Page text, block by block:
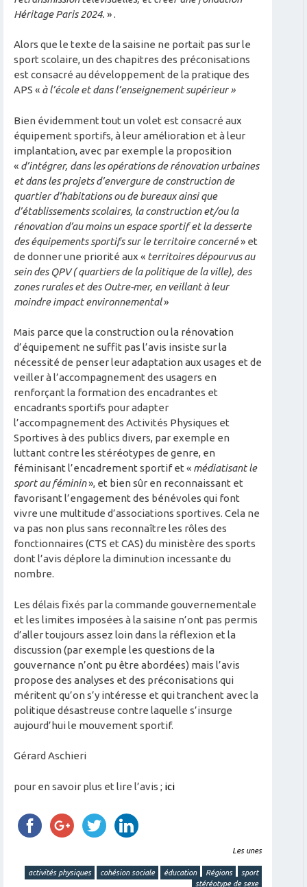
Héritage Paris 2024. » .
Alors que le texte de la saisine ne portait pas sur le
sport scolaire, un des chapitres des préconisations
est consacré au développement de la pratique des
APS « à l’école et dans l’enseignement supérieur »
Bien évidemment tout un volet est consacré aux
équipement sportifs, à leur amélioration et à leur
implantation, avec par exemple la proposition
« d’intégrer, dans les opérations de rénovation urbaines
et dans les projets d’envergure de construction de
quartier d’habitations ou de bureaux ainsi que
d’établissements scolaires, la construction et/ou la
rénovation d’au moinsun espace sportif et la desserte
des équipements sportifs sur le territoire concerné» et
de donner une priorité aux « territoires dépourvus au
sein des QPV ( quartiers de la politique de la ville), des
zones rurales et des Outre-mer, en veillant à leur
moindre impact environnemental»
Mais parce que la construction ou la rénovation
d’équipement ne suffit pas l’avis insiste sur la
nécessité de penser leur adaptation aux usages et de
veiller à l’accompagnement des usagers en
renforçant la formation des encadrantes et
encadrants sportifs pour adapter
l’accompagnement des Activités Physiques et
Sportives à des publics divers, par exemple en
luttant contre les stéréotypes de genre, en
féminisant l’encadrement sportif et « médiatisant le
sport au féminin», et bien sûr en reconnaissant et
favorisant l’engagement des bénévoles qui font
vivre une multitude d’associations sportives. Cela ne
va pas non plus sans reconnaître les rôles des
fonctionnaires (CTS et CAS) du ministère des sports
dont l’avis déplore la diminution incessante du
nombre.
Les délais fixés par la commande gouvernementale
et les limites imposées à la saisine n’ont pas permis
d’aller toujours assez loin dans la réflexion et la
discussion (par exemple les questions de la
gouvernance n’ont pu être abordées) mais l’avis
propose des analyses et des préconisations qui
méritent qu’on s’y intéresse et qui tranchent avec la
politique désastreuse contre laquelle s’insurge
aujourd’hui le mouvement sportif.
Gérard Aschieri
pour en savoir plus et lire l’avis ; ici
Les unes
activités physiques cohésion sociale éducation Régions
sport
stéréotype de sexe